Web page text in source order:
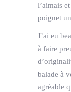
l’aimais
poignet
J’ai eu
à faire
balade à
agréable